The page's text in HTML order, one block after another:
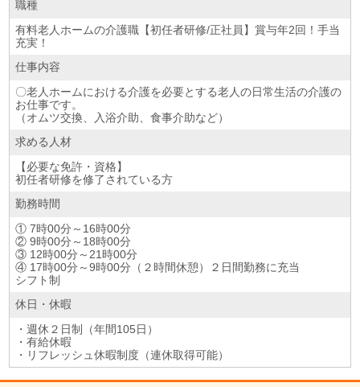
職種
有料老人ホームの介護職【初任者研修/正社員】賞与年2回！手当
充実！
仕事内容
〇老人ホームにおける介護を必要とする老人の日常生活の介護の
お仕事です。
（オムツ交換、入浴介助、食事介助など）
求める人材
【必要な免許・資格】
初任者研修を修了されている方
勤務時間
① 7時00分～16時00分
② 9時00分～18時00分
③ 12時00分～21時00分
④ 17時00分～9時00分（２時間休憩）２日間勤務に充当
シフト制
休日・休暇
・週休２日制（年間105日）
・有給休暇
・リフレッシュ休暇制度（連休取得可能）